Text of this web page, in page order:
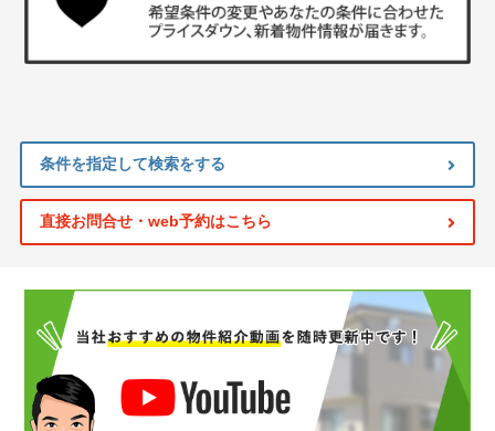
条件を指定して検索をする
直接お問合せ・web予約はこちら